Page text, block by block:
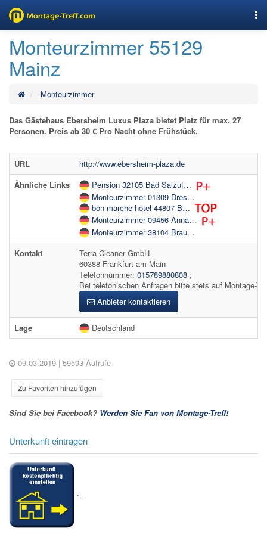
Monteurzimmer 55129
Mainz
Monteurzimmer
Das Gästehaus Ebersheim Luxus Plaza bietet Platz für max. 27
Personen. Preis ab 30 € Pro Nacht ohne Frühstück.
URL
http://www.ebersheim-plaza.de
Ähnliche Links
Pension 32105 Bad Salzuf…
Monteurzimmer 01309 Dres…
bon marche hotel 44807 B…
Monteurzimmer 09456 Anna…
Monteurzimmer 38104 Brau…
Kontakt
Terra Cleaner GmbH
60388 Frankfurt am Main
Telefonnummer: 015789880808 ;
Bei telefonischen Anfragen bitte stets auf Montage-
Anbieter kontaktieren
Lage Deutschland
09.03.2019 | 59593 Aufrufe
Zu Favoriten hinzufügen
Sind Sie bei Facebook? Werden Sie Fan von Montage-Treff!
Unterkunft eintragen
-